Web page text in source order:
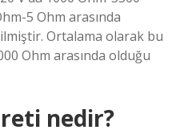
5 Ohm arasında
Ortalama olarak bu
Ohm arasında olduğu
nedir?